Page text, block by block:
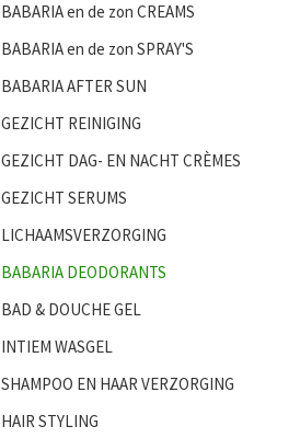
BABARIA en de zon CREAMS
BABARIA en de zon SPRAY'S
BABARIA AFTER SUN
GEZICHT REINIGING
GEZICHT DAG- EN NACHT CRÈMES
GEZICHT SERUMS
LICHAAMSVERZORGING
BABARIA DEODORANTS
BAD & DOUCHE GEL
INTIEM WASGEL
SHAMPOO EN HAAR VERZORGING
HAIR STYLING